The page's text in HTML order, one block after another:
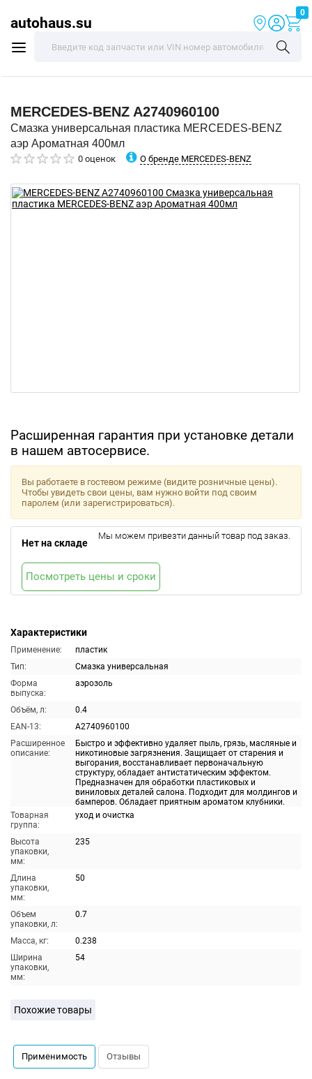
autohaus.su
0
MERCEDES-BENZ A2740960100
Смазка универсальная пластика MERCEDES-BENZ
аэр Ароматная 400мл
0 оценок О бренде MERCEDES-BENZ
Расширенная гарантия при установке детали
в нашем автосервисе.
Характеристики
Применение:
пластик
Тип:
Смазка универсальная
Форма
выпуска:
аэрозоль
Объём, л:
0.4
EAN-13:
A2740960100
Расширенное
описание:
Быстро и эффективно удаляет пыль, грязь, масляные и
никотиновые загрязнения. Защищает от старения и
выгорания, восстанавливает первоначальную
структуру, обладает антистатическим эффектом.
Предназначен для обработки пластиковых и
виниловых деталей салона. Подходит для молдингов и
бамперов. Обладает приятным ароматом клубники.
Товарная
группа:
уход и очистка
Высота
упаковки,
мм:
235
Длина
упаковки,
мм:
50
Объем
упаковки, л:
0.7
Масса, кг:
0.238
Ширина
упаковки,
мм:
54
Вы работаете в гостевом режиме (видите розничные цены).
Чтобы увидеть свои цены, вам нужно войти под своим
паролем (или зарегистрироваться).
Нет на складе
Мы можем привезти данный товар под заказ.
Посмотреть цены и сроки
Похожие товары
Применимость Отзывы